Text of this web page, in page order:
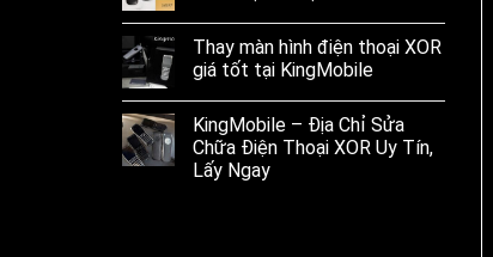
Thay màn hình điện thoại XOR
giá tốt tại KingMobile
KingMobile – Địa Chỉ Sửa
Chữa Điện Thoại XOR Uy Tín,
Lấy Ngay